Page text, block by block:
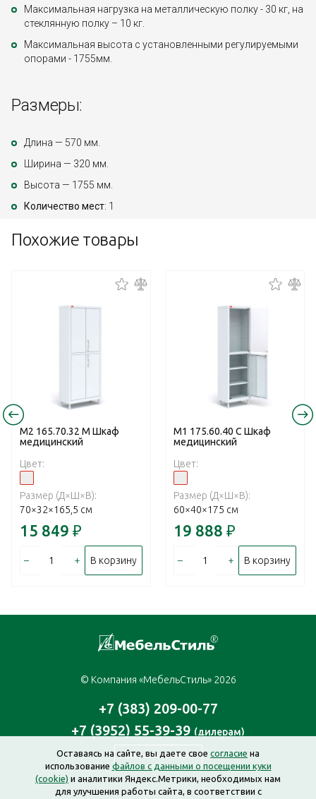
Максимальная нагрузка на металлическую полку - 30 кг, на
стеклянную полку – 10 кг.
Максимальная высота с установленными регулируемыми
опорами - 1755мм.
Размеры:
Длина — 570 мм.
Ширина — 320 мм.
Высота — 1755 мм.
Количество мест: 1
Похожие товары
М2 165.70.32 М Шкаф
медицинский
Цвет:
Размер (Д×Ш×В):
70×32×165,5 см
15 849 ₽
– + В корзину
М1 175.60.40 С Шкаф
медицинский
Цвет:
Размер (Д×Ш×В):
60×40×175 см
19 888 ₽
– + В корзину
© Компания «МебельСтиль» 2026
+7 (383) 209-00-77
+7 (3952) 55-39-39 (дилерам)
Заказать звонок
Оставаясь на сайте, вы даете свое согласие на
использование файлов с данными о посещении куки
(cookie) и аналитики Яндекс.Метрики, необходимых нам
для улучшения работы сайта, в соответствии с